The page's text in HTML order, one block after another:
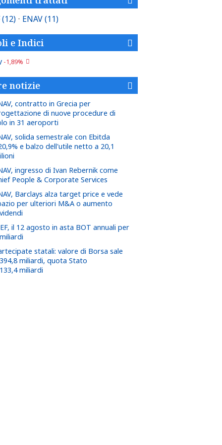
(12) · ENAV(11)
e Indici
-1,89%
notizie
contratto in Grecia per
di nuove procedure di
in 31 aeroporti
solida semestrale con Ebitda
e balzo dell'utile netto a 20,1
ingresso di Ivan Rebernik come
People & Corporate Services
Barclays alza target price e vede
per ulteriori M&A o aumento
il 12 agosto in asta BOT annuali per
statali: valore di Borsa sale
miliardi, quota Stato
miliardi